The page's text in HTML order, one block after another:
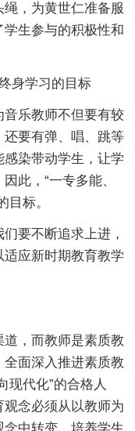
，为黄世仁准备服
生参与的积极性和
身学习的目标
乐教师不但要有较
要有弹、唱、跳等
染带动学生，让学
此，“一专多能、
目标。
要不断追求上进，
应新时期教育教学
，而教师是素质教
面深入推进素质教
现代化”的合格人
念必须从以教师为